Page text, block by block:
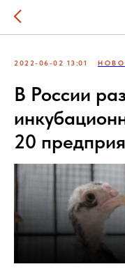
2022-06-02 13:01
В России
20